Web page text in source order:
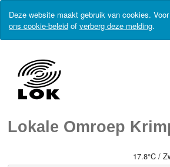
Deze website maakt gebruik van cookies.
ons cookie-beleid of verberg deze melding.
Lokale Omroep
17.8°C /